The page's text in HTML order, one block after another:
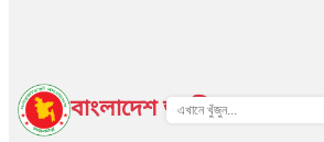
বাংলাদেশ জাতীয় তথ্য বাতায়ন